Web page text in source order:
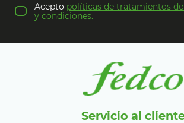
Acepto políticas de tratamientos
y condiciones.
Servicio al